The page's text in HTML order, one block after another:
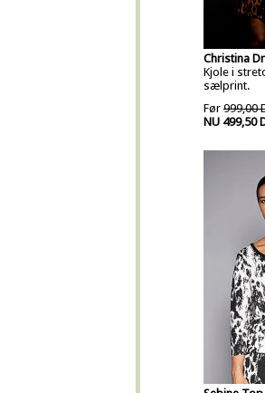
Christina
Kjole i
sælprint.
Før 999,00
NU 499,50